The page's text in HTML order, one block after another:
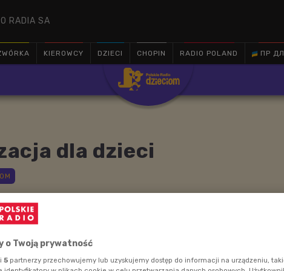
RADIA SA
KIEROWCY DZIECI CHOPIN RADIO POLAND ПР

dla dzieci
w aktywnym słuchaniu, komunikacji, uczy, jak być
szybko reagować, używać wyobraźni, współpracować,
emocji, angażować się. Wszystkie te umiejętności są
komunikowania się z innymi. I z samym sobą.
o Twoją prywatność
5 partnerzy przechowujemy lub uzyskujemy dostęp do informacji na urządzeniu,